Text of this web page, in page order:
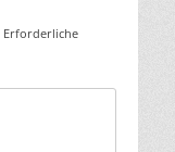
Erforderliche